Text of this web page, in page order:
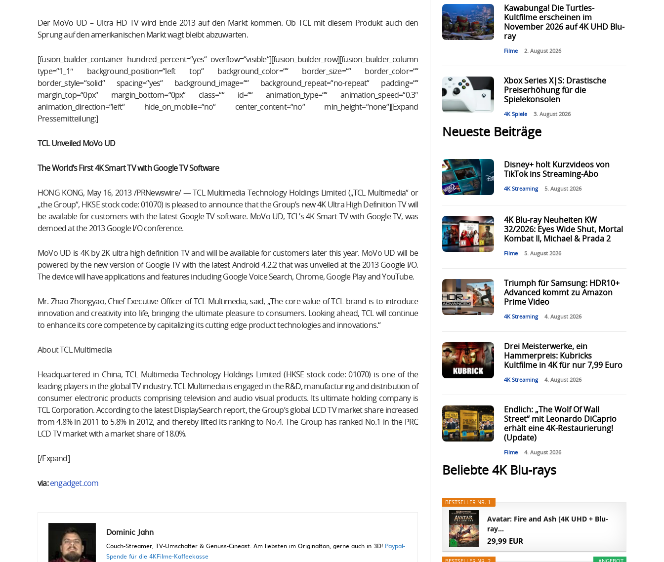
Der MoVo UD – Ultra HD TV wird Ende 2013 auf den Markt kommen. Ob TCL mit diesem Produkt auch den
Sprung auf den amerikanischen Markt wagt bleibt abzuwarten.
[fusion_builder_container hundred_percent=“yes“ overflow=“visible“][fusion_builder_row][fusion_builder_column
type=“1_1″ background_position=“left top“ background_color=““ border_size=““ border_color=““
border_style=“solid“ spacing=“yes“ background_image=““ background_repeat=“no-repeat“ padding=““
margin_top=“0px“ margin_bottom=“0px“ class=““ id=““ animation_type=““ animation_speed=“0.3″
animation_direction=“left“ hide_on_mobile=“no“ center_content=“no“ min_height=“none“][Expand
Pressemitteilung:]
TCL Unveiled MoVo UD
The World’s First 4K Smart TV with Google TV Software
HONG KONG, May 16, 2013 /PRNewswire/ — TCL Multimedia Technology Holdings Limited („TCL Multimedia“ or
„the Group“, HKSE stock code: 01070) is pleased to announce that the Group’s new 4K Ultra High Definition TV will
be available for customers with the latest Google TV software. MoVo UD, TCL’s 4K Smart TV with Google TV, was
demoed at the 2013 Google I/O conference.
MoVo UD is 4K by 2K ultra high definition TV and will be available for customers later this year. MoVo UD will be
powered by the new version of Google TV with the latest Android 4.2.2 that was unveiled at the 2013 Google I/O.
The device will have applications and features including Google Voice Search, Chrome, Google Play and YouTube.
Mr. Zhao Zhongyao, Chief Executive Officer of TCL Multimedia, said, „The core value of TCL brand is to introduce
innovation and creativity into life, bringing the ultimate pleasure to consumers. Looking ahead, TCL will continue
to enhance its core competence by capitalizing its cutting edge product technologies and innovations.“
About TCL Multimedia
Headquartered in China, TCL Multimedia Technology Holdings Limited (HKSE stock code: 01070) is one of the
leading players in the global TV industry. TCL Multimedia is engaged in the R&D, manufacturing and distribution of
consumer electronic products comprising television and audio visual products. Its ultimate holding company is
TCL Corporation. According to the latest DisplaySearch report, the Group’s global LCD TV market share increased
from 4.8% in 2011 to 5.8% in 2012, and thereby lifted its ranking to No.4. The Group has ranked No.1 in the PRC
LCD TV market with a market share of 18.0%.
[/Expand]
via: engadget.com
Dominic Jahn
Couch-Streamer, TV-Umschalter & Genuss-Cineast. Am liebsten im Originalton, gerne auch in 3D! Paypal-
Spende für die 4KFilme-Kaffeekasse
Kawabunga! Die Turtles-
Kultfilme erscheinen im
November 2026 auf 4K UHD Blu-
ray
Filme 2. August 2026
Xbox Series X|S: Drastische
Preiserhöhung für die
Spielekonsolen
4K Spiele 3. August 2026
Neueste Beiträge
Disney+ holt Kurzvideos von
TikTok ins Streaming-Abo
4K Streaming 5. August 2026
4K Blu-ray Neuheiten KW
32/2026: Eyes Wide Shut, Mortal
Kombat II, Michael & Prada 2
Filme 5. August 2026
Triumph für Samsung: HDR10+
Advanced kommt zu Amazon
Prime Video
4K Streaming 4. August 2026
Drei Meisterwerke, ein
Hammerpreis: Kubricks
Kultfilme in 4K für nur 7,99 Euro
4K Streaming 4. August 2026
Endlich: „The Wolf Of Wall
Street“ mit Leonardo DiCaprio
erhält eine 4K-Restaurierung!
(Update)
Filme 4. August 2026
Beliebte 4K Blu-rays
BESTSELLER NR. 1
Avatar: Fire and Ash [4K UHD + Blu-
ray...
29,99 EUR